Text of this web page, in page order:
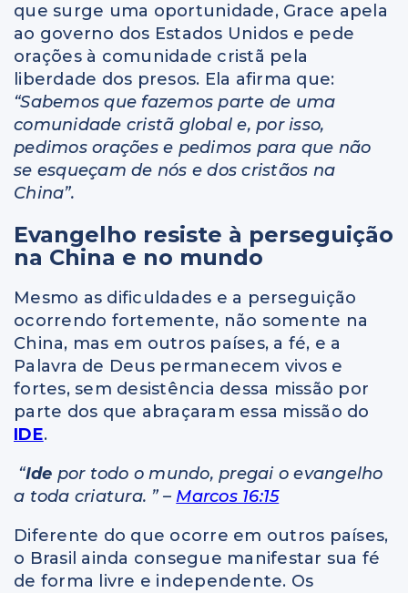
que surge uma oportunidade, Grace apela
ao governo dos Estados Unidos e pede
orações à comunidade cristã pela
liberdade dos presos. Ela afirma que:
“Sabemos que fazemos parte de uma
comunidade cristã global e, por isso,
pedimos orações e pedimos para que não
se esqueçam de nós e dos cristãos na
China”.
Evangelho resiste à perseguição
na China e no mundo
Mesmo as dificuldades e a perseguição
ocorrendo fortemente, não somente na
China, mas em outros países, a fé, e a
Palavra de Deus permanecem vivos e
fortes, sem desistência dessa missão por
parte dos que abraçaram essa missão do
IDE.
“Ide por todo o mundo, pregai o evangelho
a toda criatura. ” – Marcos 16:15
Diferente do que ocorre em outros países,
o Brasil ainda consegue manifestar sua fé
de forma livre e independente. Os